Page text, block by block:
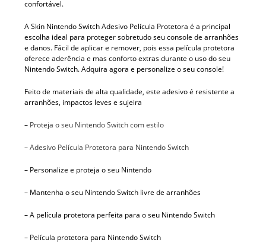
confortável.
A Skin Nintendo Switch Adesivo Película Protetora é a principal
escolha ideal para proteger sobretudo seu console de arranhões
e danos. Fácil de aplicar e remover, pois essa película protetora
oferece aderência e mas conforto extras durante o uso do seu
Nintendo Switch. Adquira agora e personalize o seu console!
Feito de materiais de alta qualidade, este adesivo é resistente a
arranhões, impactos leves e sujeira
– Proteja o seu Nintendo Switch com estilo
– Adesivo Película Protetora para Nintendo Switch
– Personalize e proteja o seu Nintendo
– Mantenha o seu Nintendo Switch livre de arranhões
– A película protetora perfeita para o seu Nintendo Switch
– Película protetora para Nintendo Switch